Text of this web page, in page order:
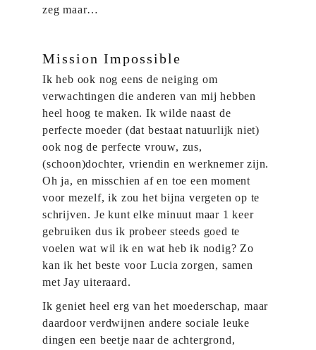
zeg maar…
Mission Impossible
Ik heb ook nog eens de neiging om
verwachtingen die anderen van mij hebben
heel hoog te maken. Ik wilde naast de
perfecte moeder (dat bestaat natuurlijk niet)
ook nog de perfecte vrouw, zus,
(schoon)dochter, vriendin en werknemer zijn.
Oh ja, en misschien af en toe een moment
voor mezelf, ik zou het bijna vergeten op te
schrijven. Je kunt elke minuut maar 1 keer
gebruiken dus ik probeer steeds goed te
voelen wat wil ik en wat heb ik nodig? Zo
kan ik het beste voor Lucia zorgen, samen
met Jay uiteraard.
Ik geniet heel erg van het moederschap, maar
daardoor verdwijnen andere sociale leuke
dingen een beetje naar de achtergrond,